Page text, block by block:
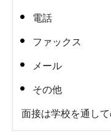
電話
ファックス
メール
その他
面接は学校を通して